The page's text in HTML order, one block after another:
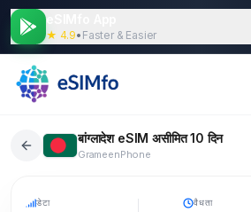
★ 4.9• Faster & Easier
बांग्लादेश eSIM असीमित 10 दिन
GrameenPhone
डेटा वैधता